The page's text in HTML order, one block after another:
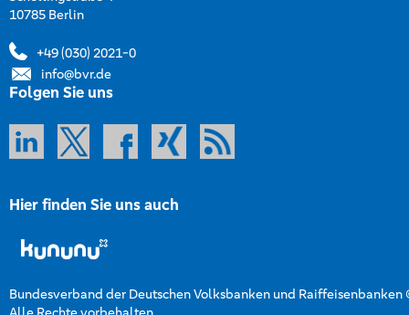
10785 Berlin
+49 (030) 2021-0
info@bvr.de
Folgen Sie uns
Hier finden Sie uns auch
Bundesverband der Deutschen Volksbanken und Raiffeisenbanken